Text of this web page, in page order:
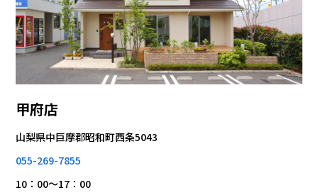
甲府店
山梨県中巨摩郡昭和町西条5043
055-269-7855
10：00～17：00